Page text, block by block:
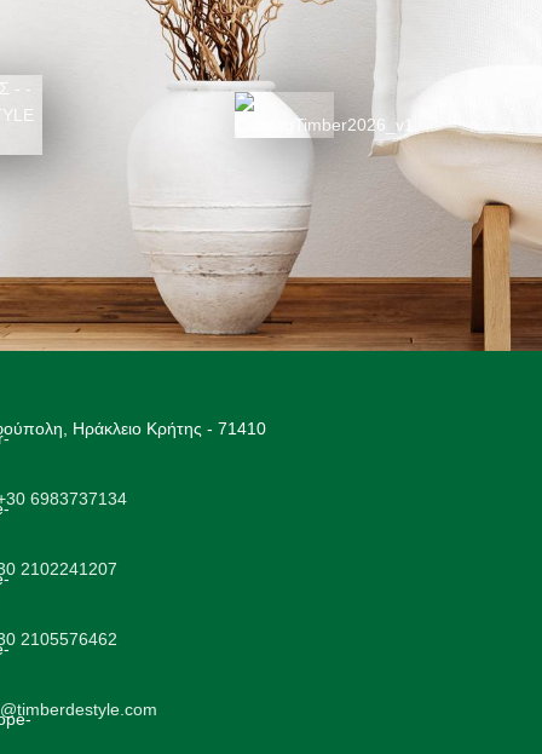
Ηράκλειο Κρήτης - 71410
6983737134
2102241207
2105576462